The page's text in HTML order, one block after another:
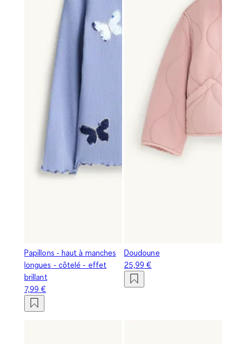
Papillons - haut à manches
longues - côtelé - effet
brillant
7,99 €
Doudoune
25,99 €